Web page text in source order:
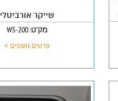
שייקר אורביטלי
מק"ט: WS-200
פרטים נוספים >